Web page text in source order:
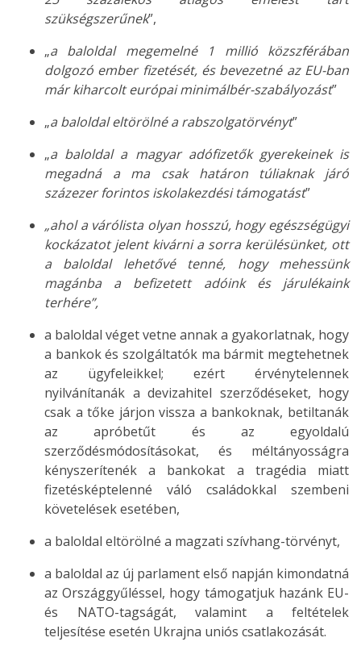
szükségszerűnek”,
„a baloldal megemelné 1 millió közszférában
dolgozó ember fizetését, és bevezetné az EU-ban
már kiharcolt európai minimálbér-szabályozást”
„a baloldal eltörölné a rabszolgatörvényt”
„a baloldal a magyar adófizetők gyerekeinek is
megadná a ma csak határon túliaknak járó
százezer forintos iskolakezdési támogatást”
„ahol a várólista olyan hosszú, hogy egészségügyi
kockázatot jelent kivárni a sorra kerülésünket, ott
a baloldal lehetővé tenné, hogy mehessünk
magánba a befizetett adóink és járulékaink
terhére”,
a baloldal véget vetne annak a gyakorlatnak, hogy
a bankok és szolgáltatók ma bármit megtehetnek
az ügyfeleikkel; ezért érvénytelennek
nyilvánítanák a devizahitel szerződéseket, hogy
csak a tőke járjon vissza a bankoknak, betiltanák
az apróbetűt és az egyoldalú
szerződésmódosításokat, és méltányosságra
kényszerítenék a bankokat a tragédia miatt
fizetésképtelenné váló családokkal szembeni
követelések esetében,
a baloldal eltörölné a magzati szívhang-törvényt,
a baloldal az új parlament első napján kimondatná
az Országgyűléssel, hogy támogatjuk hazánk EU-
és NATO-tagságát, valamint a feltételek
teljesítése esetén Ukrajna uniós csatlakozását.